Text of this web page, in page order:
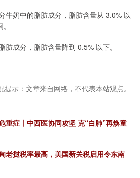
牛奶中的脂肪成分，脂肪含量从 3.0% 以
肪成分，脂肪含量降到 0.5% 以下。
提示：文章来自网络，不代表本站观点。
重症丨中西医协同攻坚 克“白肺”再焕童
老挝税率最高，美国新关税启用令东南